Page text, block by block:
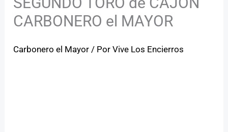
CARBONERO el MAYOR
Carbonero el Mayor / PorVive Los Encierros